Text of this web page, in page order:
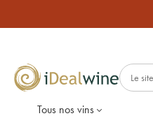
Tous nos vins